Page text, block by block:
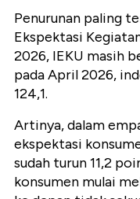
Penurunan paling
Ekspektasi
2026, IEKU masih
pada April 2026,
124,1.
Artinya, dalam
ekspektasi
sudah turun 11,2
konsumen mulai